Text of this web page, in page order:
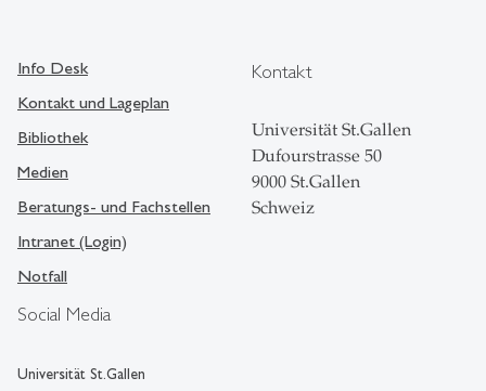
Social Media
Universität St.Gallen
Info Desk
Kontakt und Lageplan
Bibliothek
Medien
Beratungs- und Fachstellen
Intranet (Login)
Notfall
Kontakt
Universität St.Gallen
Dufourstrasse 50
9000 St.Gallen
Schweiz